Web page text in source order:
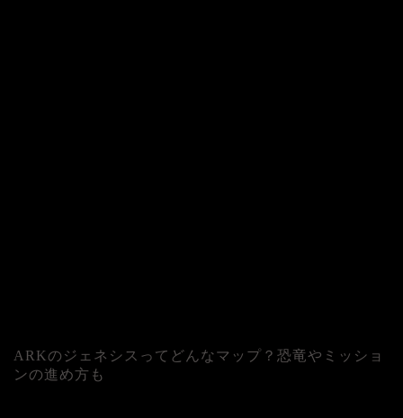
ARKのジェネシスってどんなマップ？恐竜やミッショ
ンの進め方も